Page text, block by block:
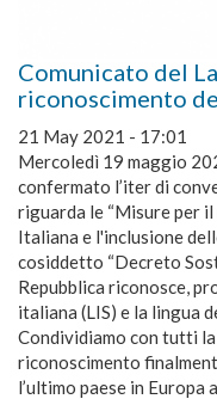
Comunicato del
riconoscimento
21 May 2021 - 17:01
Mercoledì 19 maggio
confermato l’iter di
riguarda le “Misure per
Italiana e l'inclusione
cosiddetto “Decreto
Repubblica riconosce,
italiana (LIS) e la lingua
Condividiamo con tutti
riconoscimento
l’ultimo paese in Europa